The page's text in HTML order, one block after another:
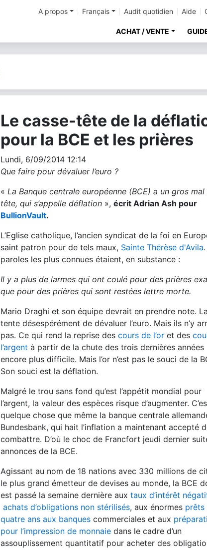
A propos Français Audit quotidien Aide
ACHAT / VENTE
Le casse-tête de la
pour la BCE et les prières
Lundi, 6/09/2014 12:14
Que faire pour dévaluer l’euro ?
« La Banque centrale européenne (BCE) a un gros mal
tête, qui s’appelle déflation », écrit Adrian Ash pour
BullionVault.
L’Eglise catholique, l’ancien syndicat de la foi en
saint patron pour de tels maux, Sainte Thérèse d'Avila
paroles les plus connues étaient, en substance :
Il y a plus de larmes qui ont coulé pour des prières
que pour des prières qui sont restées lettre morte.
Mario Draghi et son équipe devrait en prendre note.
tente désespérément de dévaluer l’euro. Mais ils n’y
pas. Ce qui rend la reprise des cours de l’or et des
l’argent à partir de la chute des trois dernières années
encore plus difficile. Mais l’or n’est pas le souci de la
Son souci est la déflation.
Malgré le trou sans fond qu’est l’appétit mondial pour
l’argent, la valeur des espèces risque d’augmenter.
quelque chose que même la banque centrale
Bundesbank, qui hait l’inflation a maintenant accepté
combattre. D’où le choc de Francfort jeudi dernier
annonces de la BCE.
Agissant au nom de 18 nations avec 330 millions de
le plus grand émetteur de devises au monde, la BCE
est passé la semaine dernière aux taux d’intérêt
achats d’obligations non stérilisés, aux énormes prêts
quatre ans aux banques commerciales et aux
pour l’impression de monnaie dans le cadre d’un
assouplissement quantitatif pour acheter des